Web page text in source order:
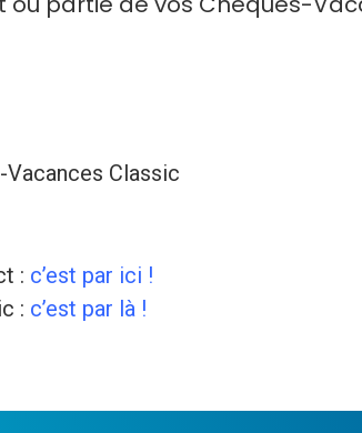
Classic
: c’est par ici !
: c’est par là !